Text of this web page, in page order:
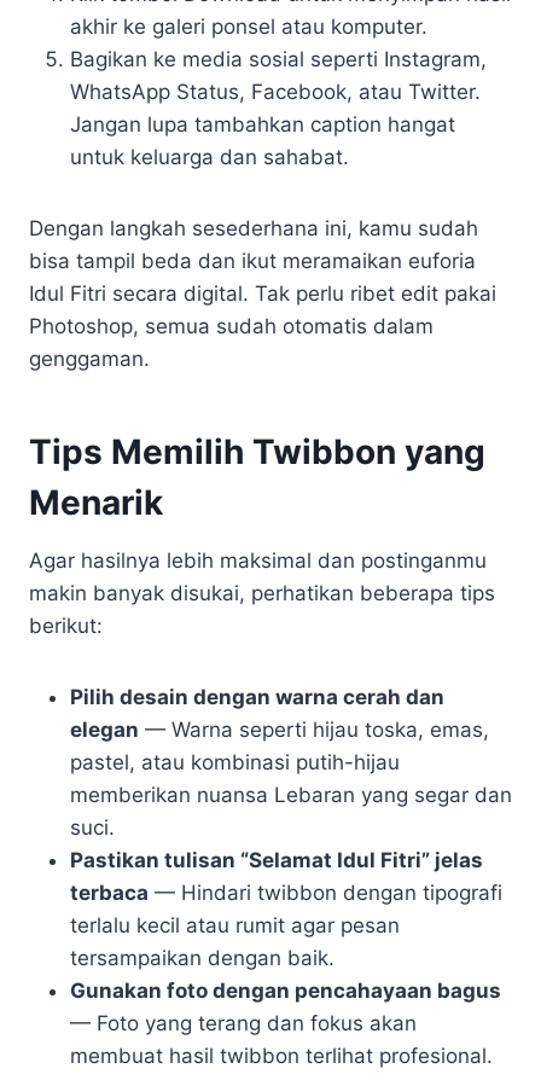
akhir ke galeri ponsel atau komputer.
Bagikan ke media sosial seperti Instagram,
WhatsApp Status, Facebook, atau Twitter.
Jangan lupa tambahkan caption hangat
untuk keluarga dan sahabat.
Dengan langkah sesederhana ini, kamu sudah
bisa tampil beda dan ikut meramaikan euforia
Idul Fitri secara digital. Tak perlu ribet edit pakai
Photoshop, semua sudah otomatis dalam
genggaman.
Tips Memilih Twibbon yang
Menarik
Agar hasilnya lebih maksimal dan postinganmu
makin banyak disukai, perhatikan beberapa tips
berikut:
Pilih desain dengan warna cerah dan
elegan — Warna seperti hijau toska, emas,
pastel, atau kombinasi putih-hijau
memberikan nuansa Lebaran yang segar dan
suci.
Pastikan tulisan “Selamat Idul Fitri” jelas
terbaca — Hindari twibbon dengan tipografi
terlalu kecil atau rumit agar pesan
tersampaikan dengan baik.
Gunakan foto dengan pencahayaan bagus
— Foto yang terang dan fokus akan
membuat hasil twibbon terlihat profesional.